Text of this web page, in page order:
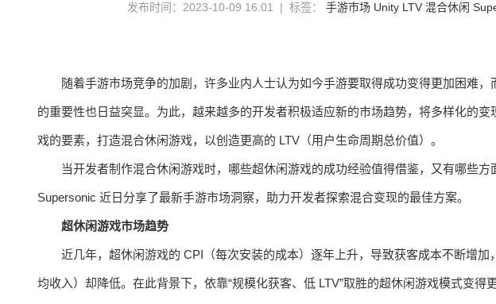
发布时间：2023-10-09 16:01 | 标签： 手游市场 Unity LTV 混合休闲
随着手游市场竞争的加剧，许多业内人士认为如今手游要取得成功变得更加困难
的重要性也日益突显。为此，越来越多的开发者积极适应新的市场趋势，将多样化的
戏的要素，打造混合休闲游戏，以创造更高的 LTV（用户生命周期总价值）。
当开发者制作混合休闲游戏时，哪些超休闲游戏的成功经验值得借鉴，又有哪些
Supersonic 近日分享了最新手游市场洞察，助力开发者探索混合变现的最佳方案。
超休闲游戏市场趋势
近几年，超休闲游戏的 CPI（每次安装的成本）逐年上升，导致获客成本不断增
均收入）却降低。在此背景下，依靠“规模化获客、低 LTV”取胜的超休闲游戏模式变